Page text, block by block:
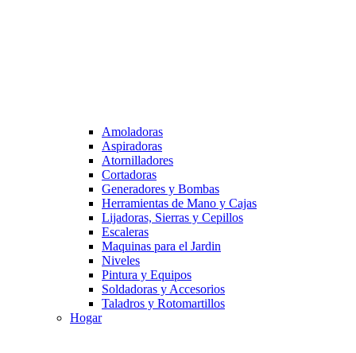
Amoladoras
Aspiradoras
Atornilladores
Cortadoras
Generadores y Bombas
Herramientas de Mano y Cajas
Lijadoras, Sierras y Cepillos
Escaleras
Maquinas para el Jardin
Niveles
Pintura y Equipos
Soldadoras y Accesorios
Taladros y Rotomartillos
Hogar